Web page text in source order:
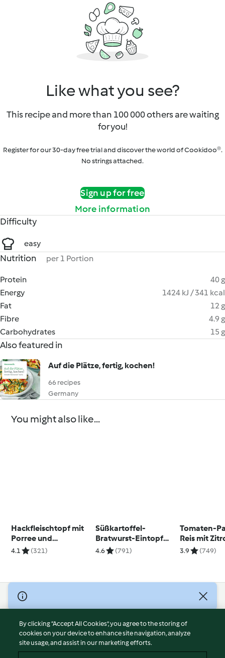
Like what you see?
This recipe and more than 100 000 others are waiting
for you!
Register for our 30-day free trial and discover the world of Cookidoo®.
No strings attached.
Sign up for free
More information
Difficulty
easy
Nutrition per 1 Portion
Protein
40 g
Energy
1424 kJ / 341 kcal
Fat
12 g
Fibre
4.9 g
Carbohydrates
15 g
Also featured in
Auf die Plätze, fertig, kochen!
66 recipes
Germany
You might also like...
Hackfleischtopf mit
Porree und
Auberginen
4.1 (321)
Süßkartoffel-
Bratwurst-Eintopf
mit Bohnen
4.6 (791)
Tomaten-
Reis mit
Basilikum-
3.9 (749)
© Copyright 2026
Terms of Service
Privacy Policy
Disclaimer
By clicking “Accept All Cookies”, you agree to the storing of
cookies on your device to enhance site navigation, analyze
site usage, and assist in our marketing efforts.